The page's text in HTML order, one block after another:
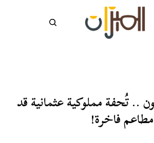
.. تُحفة مملوكية عثمانية قد
فاخرة!